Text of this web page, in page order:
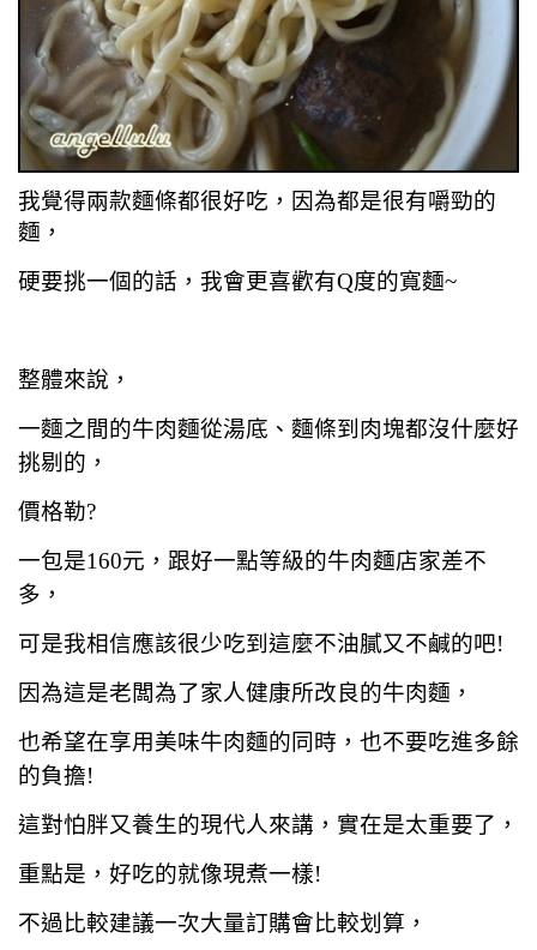
我覺得兩款麵條都很好吃，因為都是很有嚼勁的
麵，
硬要挑一個的話，我會更喜歡有Q度的寬麵~
整體來說，
一麵之間的牛肉麵從湯底、麵條到肉塊都沒什麼好
挑剔的，
價格勒?
一包是160元，跟好一點等級的牛肉麵店家差不
多，
可是我相信應該很少吃到這麼不油膩又不鹹的吧!
因為這是老闆為了家人健康所改良的牛肉麵，
也希望在享用美味牛肉麵的同時，也不要吃進多餘
的負擔!
這對怕胖又養生的現代人來講，實在是太重要了，
重點是，好吃的就像現煮一樣!
不過比較建議一次大量訂購會比較划算，